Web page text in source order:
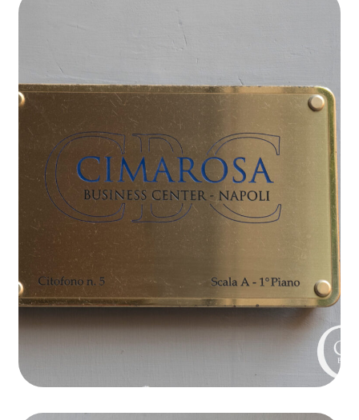
Domiciliazione
Focus on details